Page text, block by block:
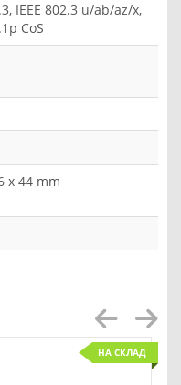
IEEE 802.3 u/ab/az/x,
CoS
x 44 mm
НА СКЛАД